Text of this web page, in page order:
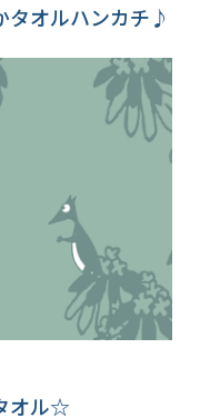
タオルハンカチ♪
オル☆